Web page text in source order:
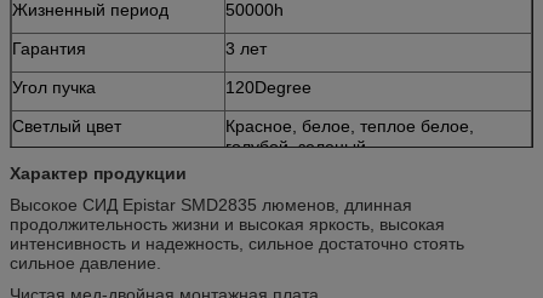
Жизненный период
50000h
Гарантия
3 лет
Угол пучка
120Degree
Светлый цвет
Красное, белое, теплое белое,
голубой, зеленый
Характер продукции
Высокое СИД Epistar SMD2835 люменов, длинная
продолжительность жизни и высокая яркость, высокая
интенсивность и надежность, сильное достаточно стоять
сильное давление.